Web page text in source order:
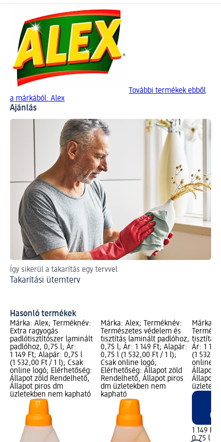
További termékek ebből
a márkából: Alex
Ajánlás
Így sikerül a takarítás egy tervvel
Takarítási ütemterv
Hasonló termékek
Márka: Alex; Terméknév:
Extra ragyogás
padlótisztítószer laminált
padlóhoz, 0,75 l; Ár:
1 149 Ft; Alapár: 0,75 l
(1 532,00 Ft / 1 l); Csak
online logó; Elérhetőség:
Állapot zöld Rendelhető,
Állapot piros dm
üzletekben nem kapható
Márka: Alex; Terméknév:
Természetes védelem és
tisztítás laminált padlóhoz,
0,75 l; Ár: 1 149 Ft; Alapár:
0,75 l (1 532,00 Ft / 1 l);
Csak online logó;
Elérhetőség: Állapot zöld
Rendelhető, Állapot piros
dm üzletekben nem
kapható
Márka:
tisztítás
Ár: 1
(1
online
Állapot
Állapot
1 149 Ft
0,75 l (1